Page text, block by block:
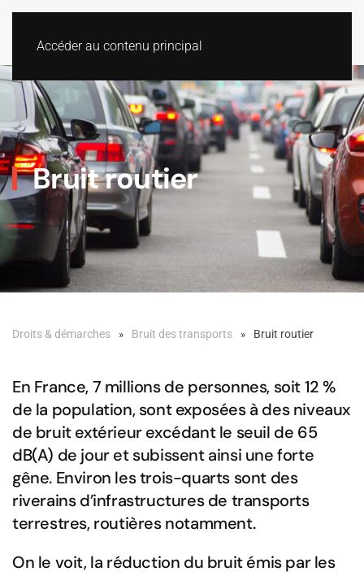
Accéder au contenu principal
Bruit routier
Droits & démarches Bruit des transports Bruit routier
En France, 7 millions de personnes, soit 12 %
de la population, sont exposées à des niveaux
de bruit extérieur excédant le seuil de 65
dB(A) de jour et subissent ainsi une forte
gêne. Environ les trois-quarts sont des
riverains d’infrastructures de transports
terrestres, routières notamment.
On le voit, la réduction du bruit émis par les